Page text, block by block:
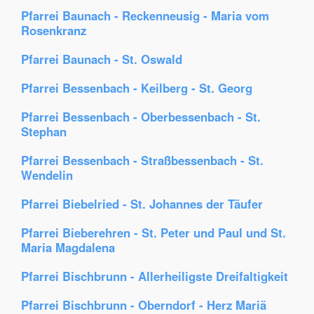
Pfarrei Baunach - Reckenneusig - Maria vom
Rosenkranz
Pfarrei Baunach - St. Oswald
Pfarrei Bessenbach - Keilberg - St. Georg
Pfarrei Bessenbach - Oberbessenbach - St.
Stephan
Pfarrei Bessenbach - Straßbessenbach - St.
Wendelin
Pfarrei Biebelried - St. Johannes der Täufer
Pfarrei Bieberehren - St. Peter und Paul und St.
Maria Magdalena
Pfarrei Bischbrunn - Allerheiligste Dreifaltigkeit
Pfarrei Bischbrunn - Oberndorf - Herz Mariä